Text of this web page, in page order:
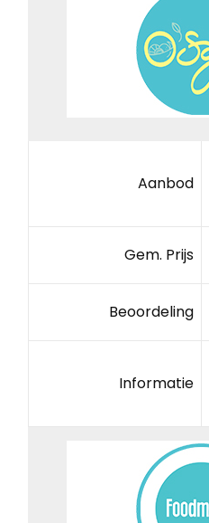
Aanbod
Gem. Prijs
Beoordeling
Informatie